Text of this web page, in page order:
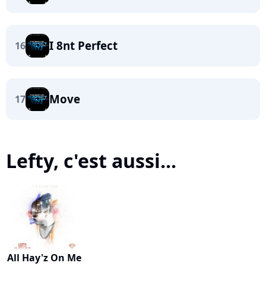
16 I 8nt Perfect
17 Move
Lefty, c'est aussi...
All Hay'z On Me